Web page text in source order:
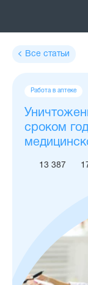
Все статьи
сроком
Теги
Работа в аптеке
13 387